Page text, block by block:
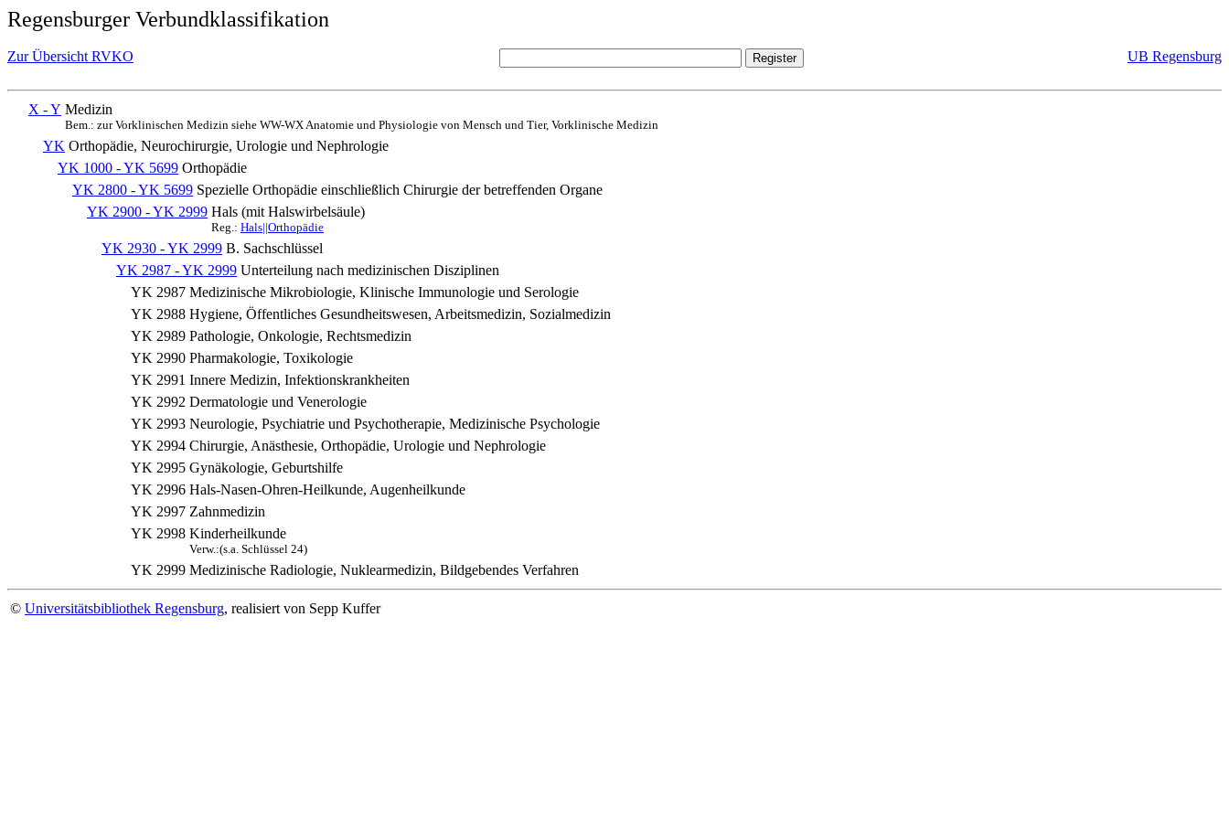
Regensburger Verbundklassifikation
Zur Übersicht RVKO UB Regensburg
X - Y Medizin
Bem.: zur Vorklinischen Medizin siehe WW-WX Anatomie und Physiologie von Mensch und Tier, Vorklinische Medizin
YK Orthopädie, Neurochirurgie, Urologie und Nephrologie
YK 1000 - YK 5699 Orthopädie
YK 2800 - YK 5699 Spezielle Orthopädie einschließlich Chirurgie der betreffenden Organe
YK 2900 - YK 2999 Hals (mit Halswirbelsäule)
Reg.: Hals||Orthopädie
YK 2930 - YK 2999 B. Sachschlüssel
YK 2987 - YK 2999 Unterteilung nach medizinischen Disziplinen
YK 2987 Medizinische Mikrobiologie, Klinische Immunologie und Serologie
YK 2988 Hygiene, Öffentliches Gesundheitswesen, Arbeitsmedizin, Sozialmedizin
YK 2989 Pathologie, Onkologie, Rechtsmedizin
YK 2990 Pharmakologie, Toxikologie
YK 2991 Innere Medizin, Infektionskrankheiten
YK 2992 Dermatologie und Venerologie
YK 2993 Neurologie, Psychiatrie und Psychotherapie, Medizinische Psychologie
YK 2994 Chirurgie, Anästhesie, Orthopädie, Urologie und Nephrologie
YK 2995 Gynäkologie, Geburtshilfe
YK 2996 Hals-Nasen-Ohren-Heilkunde, Augenheilkunde
YK 2997 Zahnmedizin
YK 2998 Kinderheilkunde
Verw.:(s.a. Schlüssel 24)
YK 2999 Medizinische Radiologie, Nuklearmedizin, Bildgebendes Verfahren
© Universitätsbibliothek Regensburg, realisiert von Sepp Kuffer